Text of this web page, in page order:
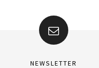
NEWSLETTER